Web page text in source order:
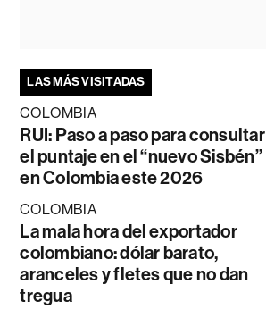
LAS MÁS VISITADAS
COLOMBIA
RUI: Paso a paso para consultar
el puntaje en el “nuevo Sisbén”
en Colombia este 2026
COLOMBIA
La mala hora del exportador
colombiano: dólar barato,
aranceles y fletes que no dan
tregua